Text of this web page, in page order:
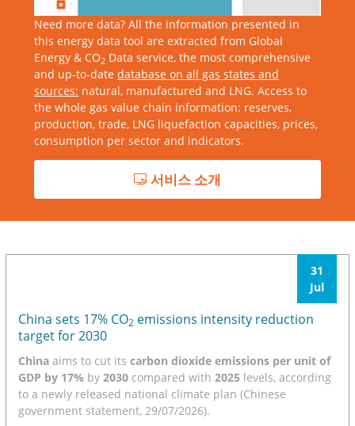
Need more data? All the information presented in
this energy data tool are extracted from Global
Energy & CO2 Data service, the most comprehensive
and up-to-date database on all gas states and
sources: natural, manufactured and LNG. Access to
the whole gas value chain information: reserves,
production, trade, LNG liquefaction capacities, prices,
consumption per sector and indicators.
서비스 소개
31
Jul
China sets 17% CO2 emissions intensity reduction
target for 2030
China aims to cut its carbon dioxide emissions per unit of
GDP by 17% by 2030 compared with 2025 levels, according
to a newly released national climate plan (Chinese
government statement, 29/07/2026).